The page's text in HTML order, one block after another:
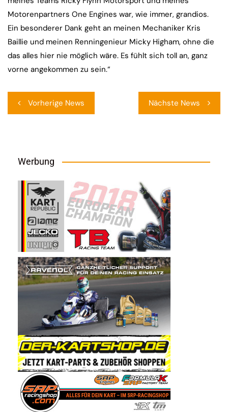
Motorenpartners One Engines war, wie immer, grandios.
Ein besonderer Dank geht an meinen Mechaniker Kris
Baillie und meinen Renningenieur Micky Higham, ohne die
das alles hier nie möglich wäre. Es fühlt sich toll an, ganz
vorne angekommen zu sein.“
Vorherige News Nächste News
Werbung